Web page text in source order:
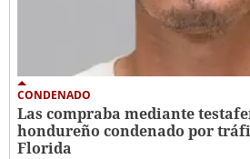
CONDENADO
Las compraba mediante
hondureño condenado por
Florida